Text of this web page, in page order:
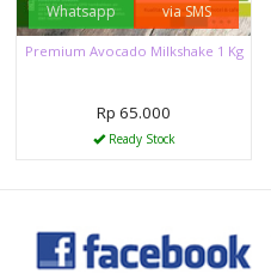
Whatsapp via SMS
Premium Avocado Milkshake 1 Kg
Rp 65.000
Ready Stock